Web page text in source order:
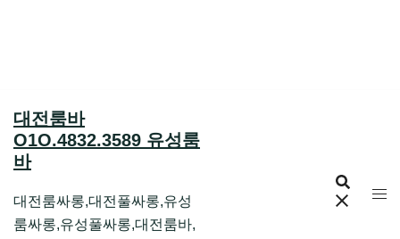
대전룸바
O1O.4832.3589 유성룸
바
대전룸싸롱,대전풀싸롱,유성
룸싸롱,유성풀싸롱,대전룸바,